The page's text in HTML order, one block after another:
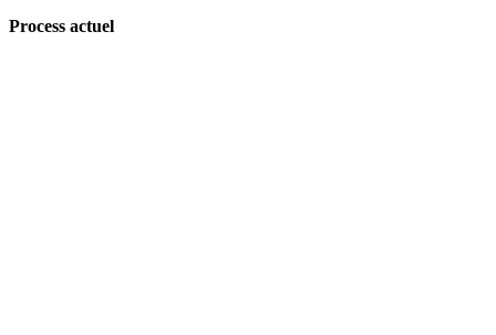
Process actuel